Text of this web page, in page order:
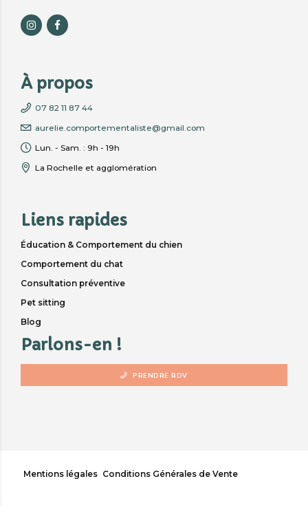
À propos
07 82 11 87 44
aurelie.comportementaliste@gmail.com
Lun. - Sam. : 9h - 19h
La Rochelle et agglomération
Liens rapides
Éducation & Comportement du chien
Comportement du chat
Consultation préventive
Pet sitting
Blog
Parlons-en !
PRENDRE RDV
Mentions légales Conditions Générales de Vente